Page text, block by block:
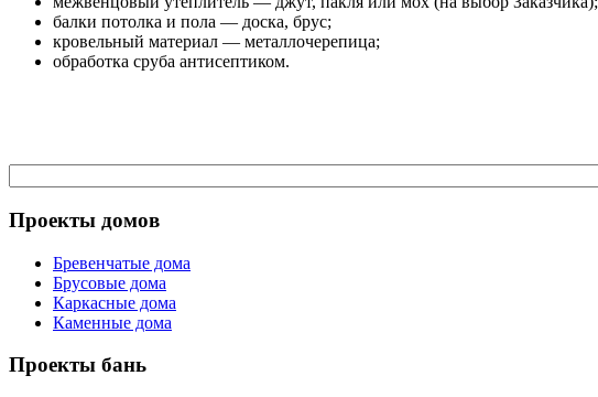
балки потолка и пола — доска, брус;
кровельный материал — металлочерепица;
обработка сруба антисептиком.
Проекты домов
Бревенчатые дома
Брусовые дома
Каркасные дома
Каменные дома
Проекты бань